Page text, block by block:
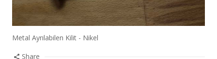
Metal Ayrılabilen Kilit - Nikel
Share